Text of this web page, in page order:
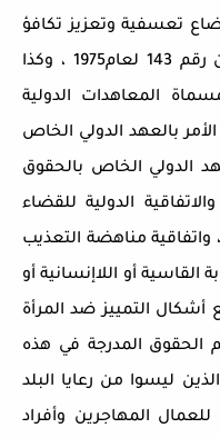
تعسفية وتعزيز تكافؤ
الفرص ومعاملة العمال المهاجرين رقم 143 لعام1975 ، وكذا
المعاهدات الدولية
بالعهد الدولي الخاص
الدولي الخاص بالحقوق
الدولية للقضاء
مناهضة التعذيب
أو اللاإنسانية أو
أشكال التمييز ضد المرأة
الحقوق المدرجة في هذه
ليسوا من رعايا البلد
المهاجرين وأفراد